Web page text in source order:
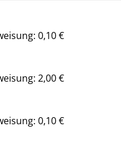
0,10 €
2,00 €
0,10 €